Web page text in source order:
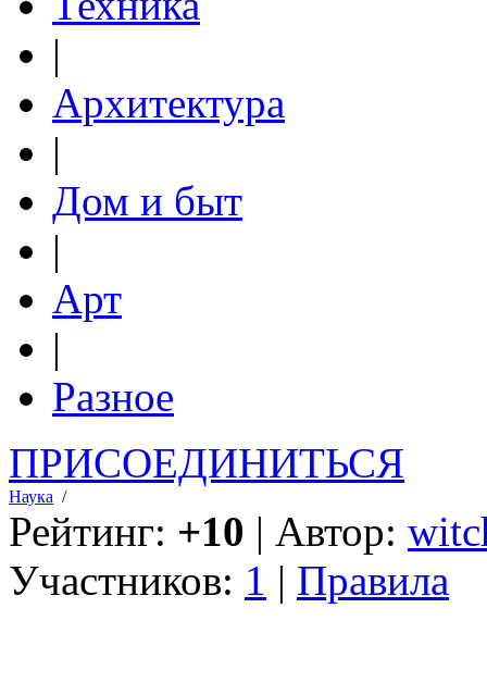
|
Архитектура
|
Дом и быт
|
Арт
|
Разное
ПРИСОЕДИНИТЬСЯ
Наука /
Рейтинг: +10 | Автор:
Участников: 1 | Правила